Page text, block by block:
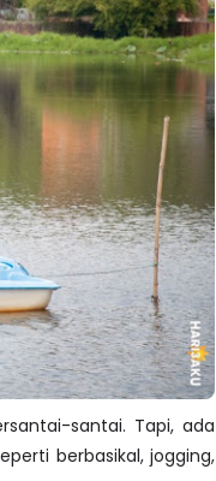
santai. Tapi, ada
berbasikal, jogging,